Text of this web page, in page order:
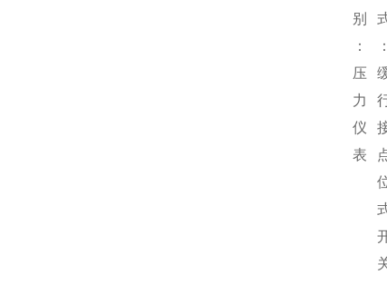
别
：
压
力
仪
表
：